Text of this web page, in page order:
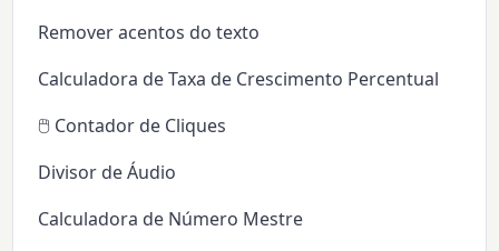
Remover acentos do texto
Calculadora de Taxa de Crescimento Percentual
🖱️ Contador de Cliques
Divisor de Áudio
Calculadora de Número Mestre